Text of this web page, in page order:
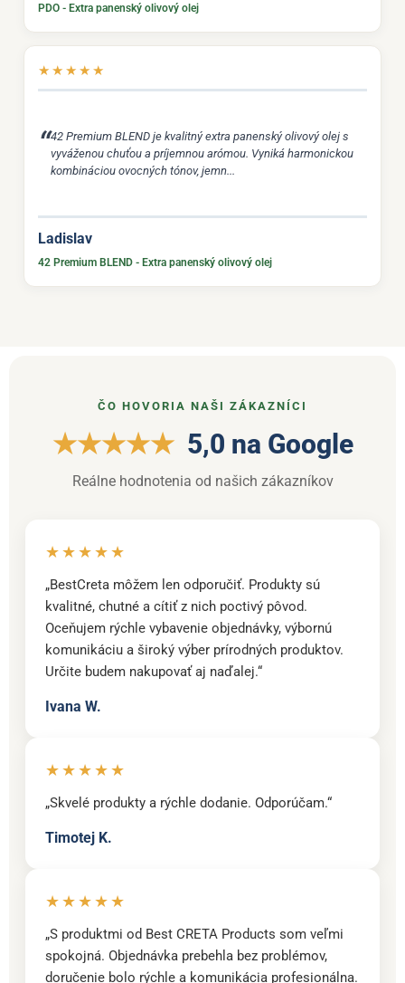
PDO - Extra panenský olivový olej
★ ★ ★ ★ ★
42 Premium BLEND je kvalitný extra panenský olivový olej s
vyváženou chuťou a príjemnou arómou. Vyniká harmonickou
kombináciou ovocných tónov, jemn...
Ladislav
42 Premium BLEND - Extra panenský olivový olej
ČO HOVORIA NAŠI ZÁKAZNÍCI
★★★★★5,0 na Google
Reálne hodnotenia od našich zákazníkov
★★★★★
„BestCreta môžem len odporučiť. Produkty sú
kvalitné, chutné a cítiť z nich poctivý pôvod.
Oceňujem rýchle vybavenie objednávky, výbornú
komunikáciu a široký výber prírodných produktov.
Určite budem nakupovať aj naďalej.“
Ivana W.
★★★★★
„Skvelé produkty a rýchle dodanie. Odporúčam.“
Timotej K.
★★★★★
„S produktmi od Best CRETA Products som veľmi
spokojná. Objednávka prebehla bez problémov,
doručenie bolo rýchle a komunikácia profesionálna.